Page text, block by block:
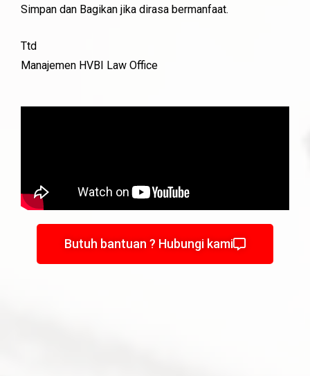
Simpan dan Bagikan jika dirasa bermanfaat.
Ttd
Manajemen HVBI Law Office
Butuh bantuan ? Hubungi kami